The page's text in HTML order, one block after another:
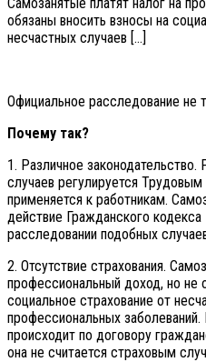
обязаны вносить взносы на
несчастных случаев […]
Официальное расследование не
Почему так?
1. Различное
случаев регулируется
применяется к работникам.
действие Гражданского
расследовании подобных
2. Отсутствие страхования.
профессиональный доход, но не
социальное страхование от
профессиональных
происходит по договору
она не считается страховым